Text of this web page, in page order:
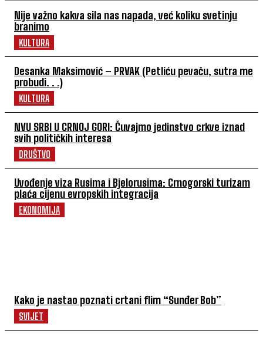
Nije važno kakva sila nas napada, već koliku svetinju
branimo
KULTURA
Desanka Maksimović – PRVAK (Petliću pevaču, sutra me
probudi. . .)
KULTURA
NVU SRBI U CRNOJ GORI: Čuvajmo jedinstvo crkve iznad
svih političkih interesa
DRUŠTVO
Uvođenje viza Rusima i Bjelorusima: Crnogorski turizam
plaća cijenu evropskih integracija
EKONOMIJA
Kako je nastao poznati crtani flim “Sunđer Bob”
SVIJET